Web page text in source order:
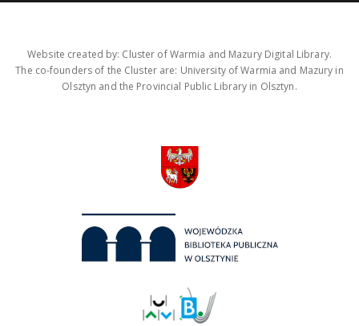
Website created by: Cluster of Warmia and Mazury Digital Library.
The co-founders of the Cluster are: University of Warmia and Mazury in
Olsztyn and the Provincial Public Library in Olsztyn.